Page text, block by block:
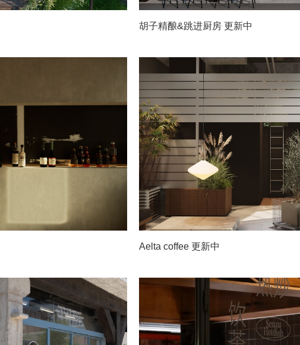
胡子精酿&跳进厨房 更新中
Aelta coffee 更新中